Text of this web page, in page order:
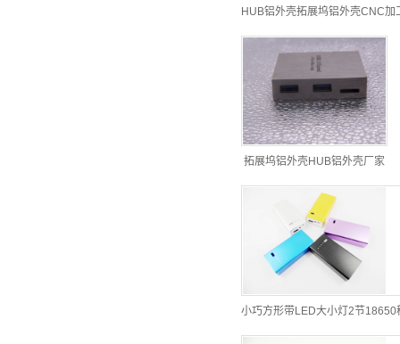
HUB铝外壳拓展坞铝外壳CNC加
拓展坞铝外壳HUB铝外壳厂家